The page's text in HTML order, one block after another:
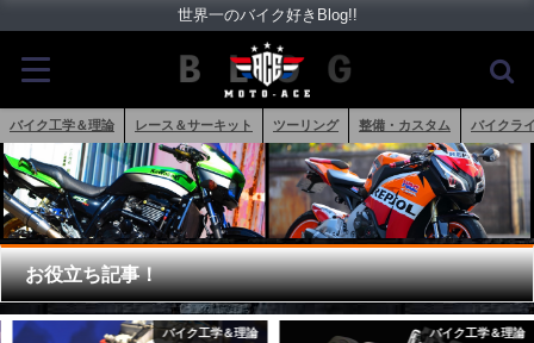
世界一のバイク好きBlog!!
バイク工学＆理論 レース＆サーキット ツーリング 整備・カスタム バイクラ
お役立ち記事！
バイク工学＆理論 バイク工学＆理論